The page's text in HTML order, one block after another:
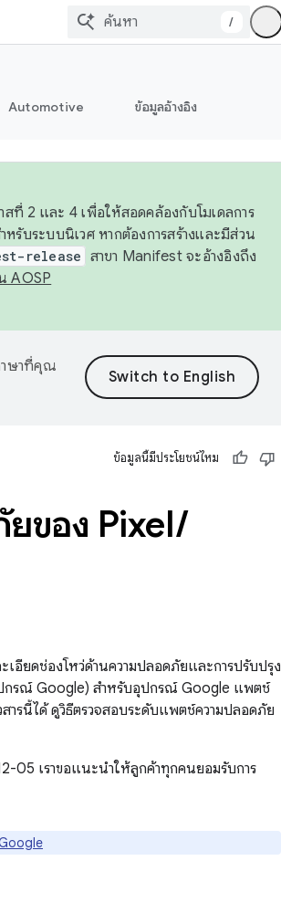
/
Automotive ข้อมูลอ้างอิง
ที่ 2 และ 4 เพื่อให้สอดคล้องกับโมเดลการ
บระบบนิเวศ หากต้องการสร้างและมีส่วน
release สาขา Manifest จะอ้างอิงถึง
AOSP
าษาที่คุณ
ข้อมูลนี้มีประโยชน์ไหม
ยของ Pixel/
เอียดช่องโหว่ด้านความปลอดภัยและการปรับปรุง
กรณ์ Google) สำหรับอุปกรณ์ Google แพตช์
รนี้ได้ ดูวิธีตรวจสอบระดับแพตช์ความปลอดภัย
05 เราขอแนะนำให้ลูกค้าทุกคนยอมรับการ